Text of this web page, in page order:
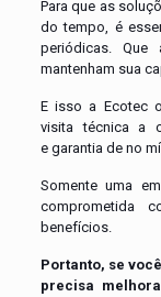
Para que as
do tempo, é
periódicas.
mantenham sua
E isso a Ecotec
visita técnica a
e garantia de no
Somente uma
comprometida
benefícios.
Portanto, se
precisa